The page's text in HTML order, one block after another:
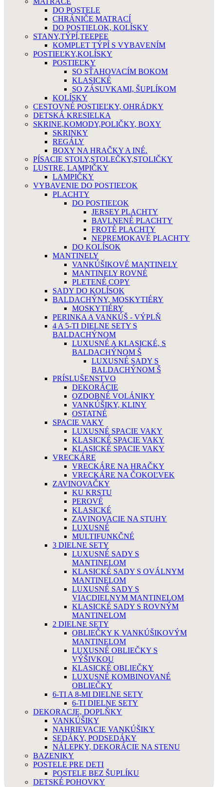
DO POSTELE
CHRÁNIČE MATRACÍ
DO POSTIELOK, KOLÍSKY
STANY,TÝPÍ,TEEPEE
KOMPLET TÝPÍ S VYBAVENÍM
POSTIEĽKY,KOLÍSKY
POSTIEĽKY
SO SŤAHOVACÍM BOKOM
KLASICKÉ
SO ZÁSUVKAMI, ŠUPLÍKOM
KOLÍSKY
CESTOVNÉ POSTIEĽKY, OHRÁDKY
DETSKÁ KRESIELKA
SKRINE,KOMODY,POLIČKY, BOXY
SKRINKY
REGÁLY
BOXY NA HRAČKY A INÉ.
PÍSACIE STOLY,STOLEČKY,STOLIČKY
LUSTRE, LAMPIČKY
LAMPIČKY
VYBAVENIE DO POSTIEĽOK
PLACHTY
DO POSTIEĽOK
JERSEY PLACHTY
BAVLNENÉ PLACHTY
FROTÉ PLACHTY
NEPREMOKAVÉ PLACHTY
DO KOLÍSOK
MANTINELY
VANKÚŠIKOVÉ MANTINELY
MANTINELY ROVNÉ
PLETENÉ COPY
SADY DO KOLÍSOK
BALDACHÝNY, MOSKYTIÉRY
MOSKYTIÉRY
PERINKA A VANKÚŠ - VÝPLŇ
4 A 5-TI DIELNE SETY S
BALDACHÝNOM
LUXUSNÉ A KLASICKÉ, S
BALDACHÝNOM Š
LUXUSNÉ SADY S
BALDACHÝNOM Š
PRÍSLUŠENSTVO
DEKORÁCIE
OZDOBNÉ VOLÁNIKY
VANKÚŠIKY, KLINY
OSTATNÉ
SPACIE VAKY
LUXUSNÉ SPACIE VAKY
KLASICKÉ SPACIE VAKY
KLASICKÉ SPACIE VAKY
VRECKÁRE
VRECKÁRE NA HRAČKY
VRECKÁRE NA ČOKOĽVEK
ZAVINOVAČKY
KU KRSTU
PEROVÉ
KLASICKÉ
ZAVINOVACIE NA STUHY
LUXUSNÉ
MULTIFUNKČNÉ
3 DIELNE SETY
LUXUSNÉ SADY S
MANTINELOM
KLASICKÉ SADY S OVÁLNYM
MANTINELOM
LUXUSNÉ SADY S
VIACDIELNYM MANTINELOM
KLASICKÉ SADY S ROVNÝM
MANTINELOM
2 DIELNE SETY
OBLIEČKY K VANKÚŠIKOVÝM
MANTINELOM
LUXUSNÉ OBLIEČKY S
VÝŠIVKOU
KLASICKÉ OBLIEČKY
LUXUSNÉ KOMBINOVANÉ
OBLIEČKY
6-TI A 8-MI DIELNE SETY
6-TI DIELNE SETY
DEKORACJE, DOPLŇKY
VANKÚŠIKY
NAHRIEVACIE VANKÚŠIKY
SEDÁKY, PODSEDÁKY
NÁLEPKY, DEKORÁCIE NA STENU
BAZENIKY
POSTELE PRE DETI
POSTELE BEZ ŠUPLÍKU
DETSKÉ POHOVKY